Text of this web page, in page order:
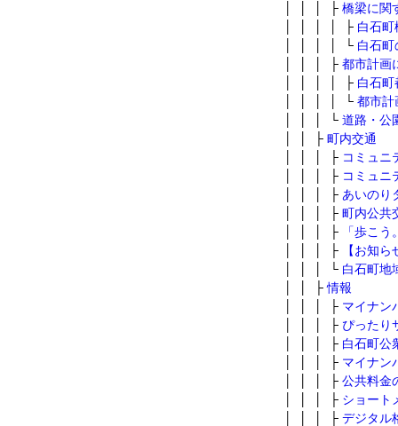
│ │ │ ├ 橋梁に関
│ │ │ │ ├ 白石
│ │ │ │ └ 白石
│ │ │ ├ 都市計画
│ │ │ │ ├ 白石町
│ │ │ │ └ 都市計
│ │ │ └ 道路・公
│ │ ├ 町内交通
│ │ │ ├ コミュニ
│ │ │ ├ コミュニ
│ │ │ ├ あいのり
│ │ │ ├ 町内公共
│ │ │ ├
「歩こ
│ │ │ ├
【お知
│ │ │ └ 白石町地
│ │ ├ 情報
│ │ │ ├ マイナン
│ │ │ ├ ぴったり
│ │ │ ├ 白石町公
│ │ │ ├ マイナン
│ │ │ ├ 公共料金
│ │ │ ├ ショート
│ │ │ ├ デジタル